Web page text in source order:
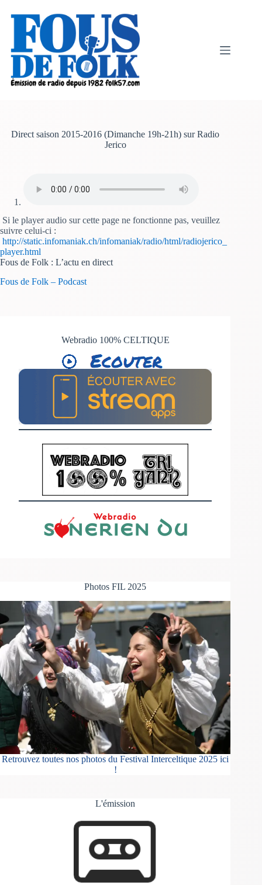
Direct saison 2015-2016 (Dimanche 19h-21h) sur Radio
Jerico
Si le player audio sur cette page ne fonctionne pas, veuillez
suivre celui-ci :
http://static.infomaniak.ch/infomaniak/radio/html/radiojerico_
player.html
Fous de Folk : L’actu en direct
Fous de Folk – Podcast
Webradio 100% CELTIQUE
Photos FIL 2025
Retrouvez toutes nos photos du Festival Interceltique 2025 ici
!
L'émission